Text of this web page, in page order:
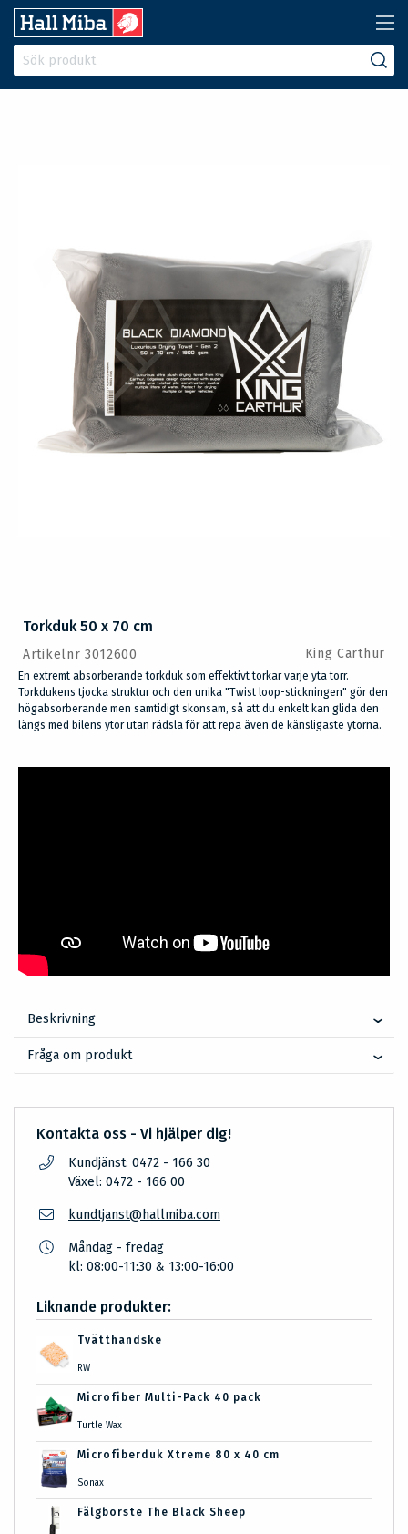
Torkduk 50 x 70 cm
Artikelnr 3012600 King Carthur
En extremt absorberande torkduk som effektivt torkar varje yta torr.
Torkdukens tjocka struktur och den unika "Twist loop-stickningen" gör den
högabsorberande men samtidigt skonsam, så att du enkelt kan glida den
längs med bilens ytor utan rädsla för att repa även de känsligaste ytorna.
Beskrivning
Fråga om produkt
Kontakta oss - Vi hjälper dig!
Kundjänst: 0472 - 166 30
Växel: 0472 - 166 00
kundtjanst@hallmiba.com
Måndag - fredag
kl: 08:00-11:30 & 13:00-16:00
Liknande produkter:
Tvätthandske
RW
Microfiber Multi-Pack 40 pack
Turtle Wax
Microfiberduk Xtreme 80 x 40 cm
Sonax
Fälgborste The Black Sheep